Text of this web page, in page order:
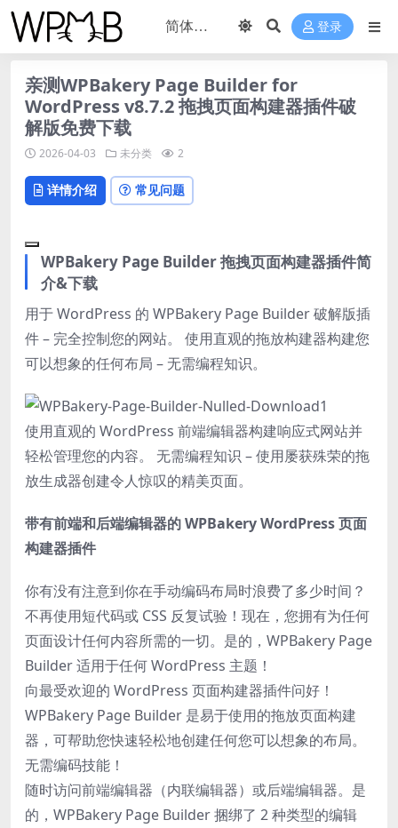
登录
亲测WPBakery Page Builder for
WordPress v8.7.2 拖拽页面构建器插件破
解版免费下载
2026-04-03 未分类 2
详情介绍 常见问题
WPBakery Page Builder 拖拽页面构建器插件简
介&下载
用于 WordPress 的 WPBakery Page Builder 破解版插
件 – 完全控制您的网站。 使用直观的拖放构建器构建您
可以想象的任何布局 – 无需编程知识。
使用直观的 WordPress 前端编辑器构建响应式网站并
轻松管理您的内容。 无需编程知识 – 使用屡获殊荣的拖
放生成器创建令人惊叹的精美页面。
带有前端和后端编辑器的 WPBakery WordPress 页面
构建器插件
你有没有注意到你在手动编码布局时浪费了多少时间？
不再使用短代码或 CSS 反复试验！现在，您拥有为任何
页面设计任何内容所需的一切。是的，WPBakery Page
Builder 适用于任何 WordPress 主题！
向最受欢迎的 WordPress 页面构建器插件问好！
WPBakery Page Builder 是易于使用的拖放页面构建
器，可帮助您快速轻松地创建任何您可以想象的布局。
无需编码技能！
随时访问前端编辑器（内联编辑器）或后端编辑器。是
的，WPBakery Page Builder 捆绑了 2 种类型的编辑